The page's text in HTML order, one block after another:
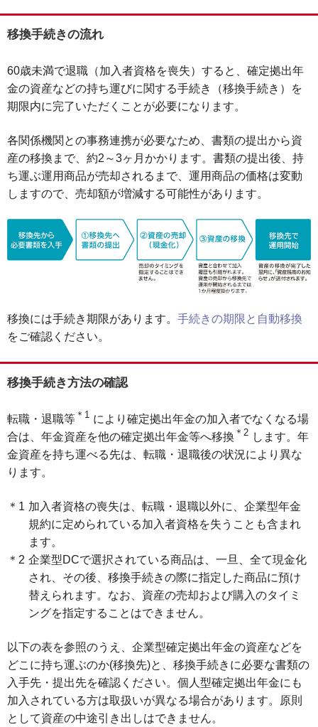
移換手続きの流れ
60歳未満で退職（加入者資格を喪失）すると、確定拠出年
金の資産などの持ち運びに関する手続き（移換手続き）を
期限内に完了いただくことが必要になります。
各関係機関との事務連携が必要なため、書類の提出から資
産の移換まで、約2～3ヶ月かかります。書類の提出後、持
ち運ぶ運用商品が売却されるまで、運用商品の価格は変動
しますので、売却額が増減する可能性があります。
移換には手続き期限があります。 手続きの期限と自動移換
をご確認ください。
移換手続き方法の確認
転職・退職等 ＊1 により確定拠出年金の加入者でなくなる場
合は、年金資産を他の確定拠出年金等へ移換 ＊2 します。年
金資産を持ち運べる先は、転職・退職後の状況により異な
ります。
加入者資格の喪失は、転職・退職以外に、企業型年金
規約に定められている加入者資格を失うことも含まれ
ます。
企業型DCで選択されている商品は、一旦、全て現金化
され、その後、移換手続きの際に指定した商品に預け
替えられます。なお、資産の売却および購入のタイミ
ングを指定することはできません。
以下の表を参照のうえ、企業型確定拠出年金の資産などを
どこに持ち運ぶのか(移換先)と、移換手続きに必要な書類の
入手先・提出先を確認ください。個人型確定拠出年金にも
加入されている方は取扱いが異なる場合があります。原則
として資産の中途引き出しはできません。